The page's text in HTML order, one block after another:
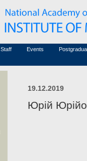
Staff
Associated researchers
Non-academic staff
Events
Conferences (archive)
Courses in mathematics
19.12.2019
Юрій